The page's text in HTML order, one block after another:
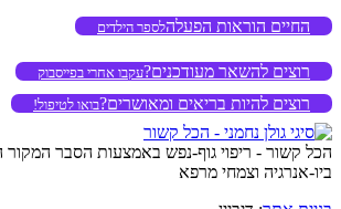
החיים הוראות הפעלהלספר הילדים
רוצים להשאר מעודכנים?עקבו אחרי בפייסבוק
רוצים להיות בריאים ומאושרים?בואו לטיפול!
הכל קשור - ריפוי גוף-נפש באמצעות הסבר
ביו-אנרגיה וצמחי מרפא